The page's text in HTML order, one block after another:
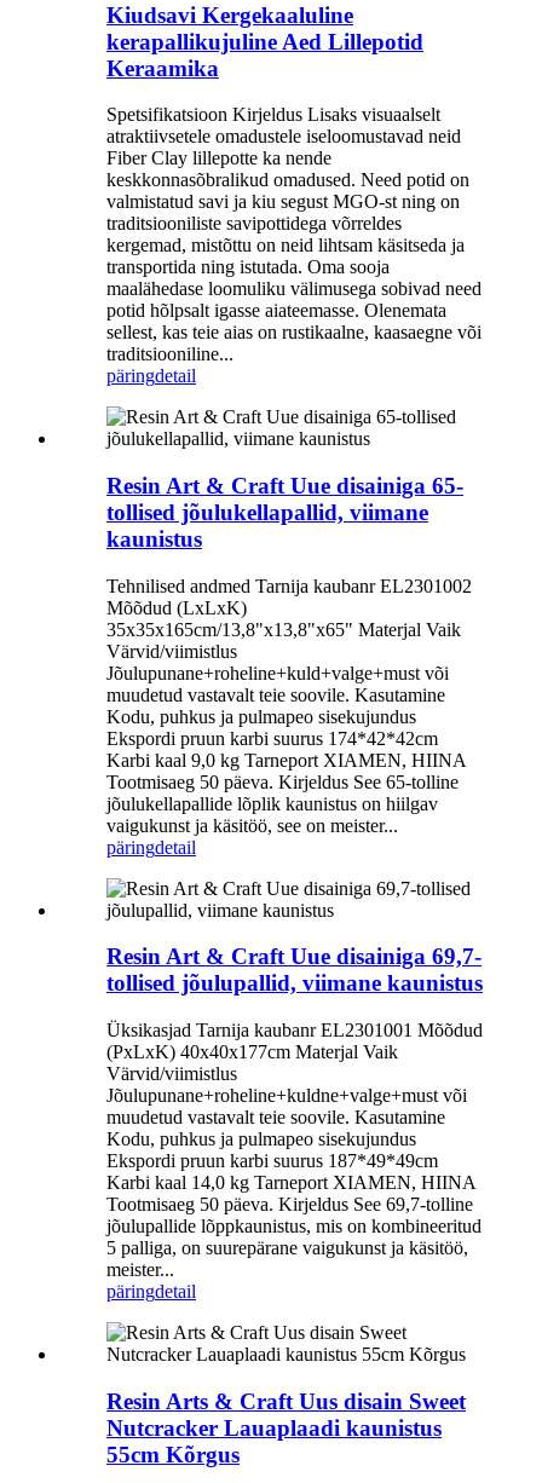
Kiudsavi Kergekaaluline
kerapallikujuline Aed Lillepotid
Keraamika
Spetsifikatsioon Kirjeldus Lisaks visuaalselt
atraktiivsetele omadustele iseloomustavad neid
Fiber Clay lillepotte ka nende
keskkonnasõbralikud omadused. Need potid on
valmistatud savi ja kiu segust MGO-st ning on
traditsiooniliste savipottidega võrreldes
kergemad, mistõttu on neid lihtsam käsitseda ja
transportida ning istutada. Oma sooja
maalähedase loomuliku välimusega sobivad need
potid hõlpsalt igasse aiateemasse. Olenemata
sellest, kas teie aias on rustikaalne, kaasaegne või
traditsiooniline...
päringdetail
Resin Art & Craft Uue disainiga 65-
tollised jõulukellapallid, viimane
kaunistus
Tehnilised andmed Tarnija kaubanr EL2301002
Mõõdud (LxLxK)
35x35x165cm/13,8"x13,8"x65" Materjal Vaik
Värvid/viimistlus
Jõulupunane+roheline+kuld+valge+must või
muudetud vastavalt teie soovile. Kasutamine
Kodu, puhkus ja pulmapeo sisekujundus
Ekspordi pruun karbi suurus 174*42*42cm
Karbi kaal 9,0 kg Tarneport XIAMEN, HIINA
Tootmisaeg 50 päeva. Kirjeldus See 65-tolline
jõulukellapallide lõplik kaunistus on hiilgav
vaigukunst ja käsitöö, see on meister...
päringdetail
Resin Art & Craft Uue disainiga 69,7-
tollised jõulupallid, viimane kaunistus
Üksikasjad Tarnija kaubanr EL2301001 Mõõdud
(PxLxK) 40x40x177cm Materjal Vaik
Värvid/viimistlus
Jõulupunane+roheline+kuldne+valge+must või
muudetud vastavalt teie soovile. Kasutamine
Kodu, puhkus ja pulmapeo sisekujundus
Ekspordi pruun karbi suurus 187*49*49cm
Karbi kaal 14,0 kg Tarneport XIAMEN, HIINA
Tootmisaeg 50 päeva. Kirjeldus See 69,7-tolline
jõulupallide lõppkaunistus, mis on kombineeritud
5 palliga, on suurepärane vaigukunst ja käsitöö,
meister...
päringdetail
Resin Arts & Craft Uus disain Sweet
Nutcracker Lauaplaadi kaunistus
55cm Kõrgus